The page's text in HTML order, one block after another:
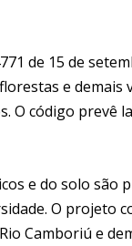
de 15 de
e
O código prevê
e do solo
O projeto
Camboriú e